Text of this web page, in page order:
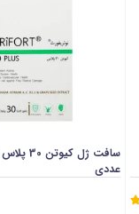
عددی